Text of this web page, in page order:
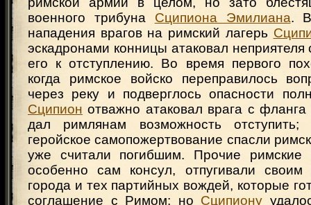
военного трибуна Сципиона Эмилиана.
нападения врагов на римский лагерь
эскадронами конницы атаковал
его к отступлению. Во время первого
когда римское войско переправилось
через реку и подверглось опасности
Сципион отважно атаковал врага с
дал римлянам возможность
геройское самопожертвование спасли
уже считали погибшим. Прочие римские
особенно сам консул, отпугивали своим
города и тех партийных вождей, которые
соглашение с Римом; но Сципиону